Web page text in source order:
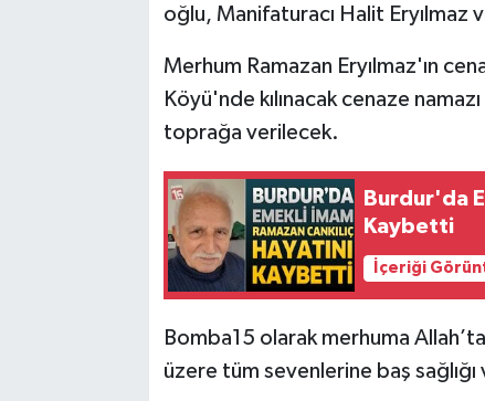
oğlu, Manifaturacı Halit Eryılmaz
Merhum Ramazan Eryılmaz'ın
Köyü'nde kılınacak cenaze
toprağa verilecek.
Burdur'da
Kaybetti
İçeriği
Bomba15 olarak merhuma
üzere tüm sevenlerine baş sağlığı